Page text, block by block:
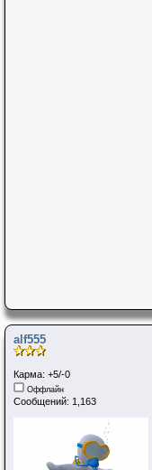
alf555
Карма: +5/-0
Оффлайн
Сообщений: 1,163